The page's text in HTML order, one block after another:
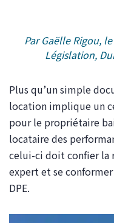
Par Gaëlle Rigou,
Législation,
Plus qu’un simple
location implique un
pour le propriétaire
locataire des
celui-ci doit confier la
expert et se
DPE.